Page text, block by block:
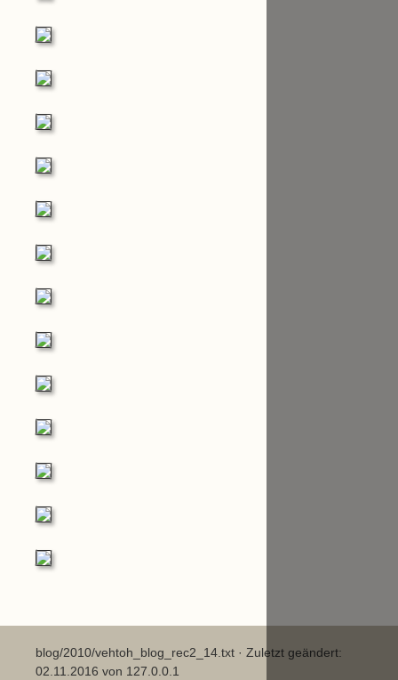
blog/2010/vehtoh_blog_rec2_14.txt · Zuletzt geändert:
02.11.2016 von 127.0.0.1